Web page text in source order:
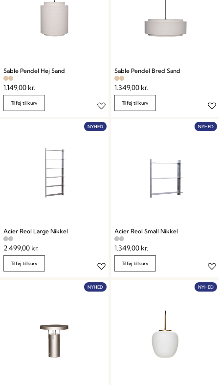
Sable Pendel Høj Sand
1.149,00 kr.
Tilføj til kurv
Sable Pendel Bred Sand
1.349,00 kr.
Tilføj til kurv
NYHED
Acier Reol Large Nikkel
2.499,00 kr.
Tilføj til kurv
NYHED
Acier Reol Small Nikkel
1.349,00 kr.
Tilføj til kurv
NYHED NYHED